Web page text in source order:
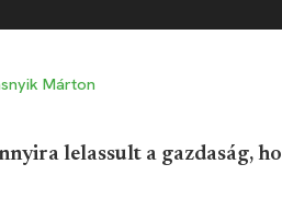
Márton
lelassult a gazdaság,